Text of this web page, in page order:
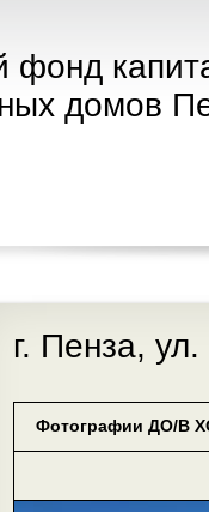
фонд
домов
г. Пенза,
Фотографии ДО/В